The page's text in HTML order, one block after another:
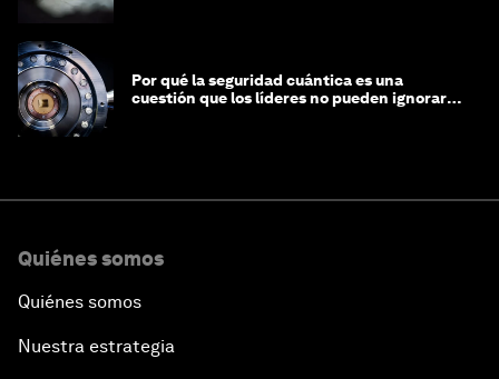
Por qué la seguridad cuántica es una
cuestión que los líderes no pueden ignorar
Quiénes somos
Quiénes somos
Nuestra estrategia